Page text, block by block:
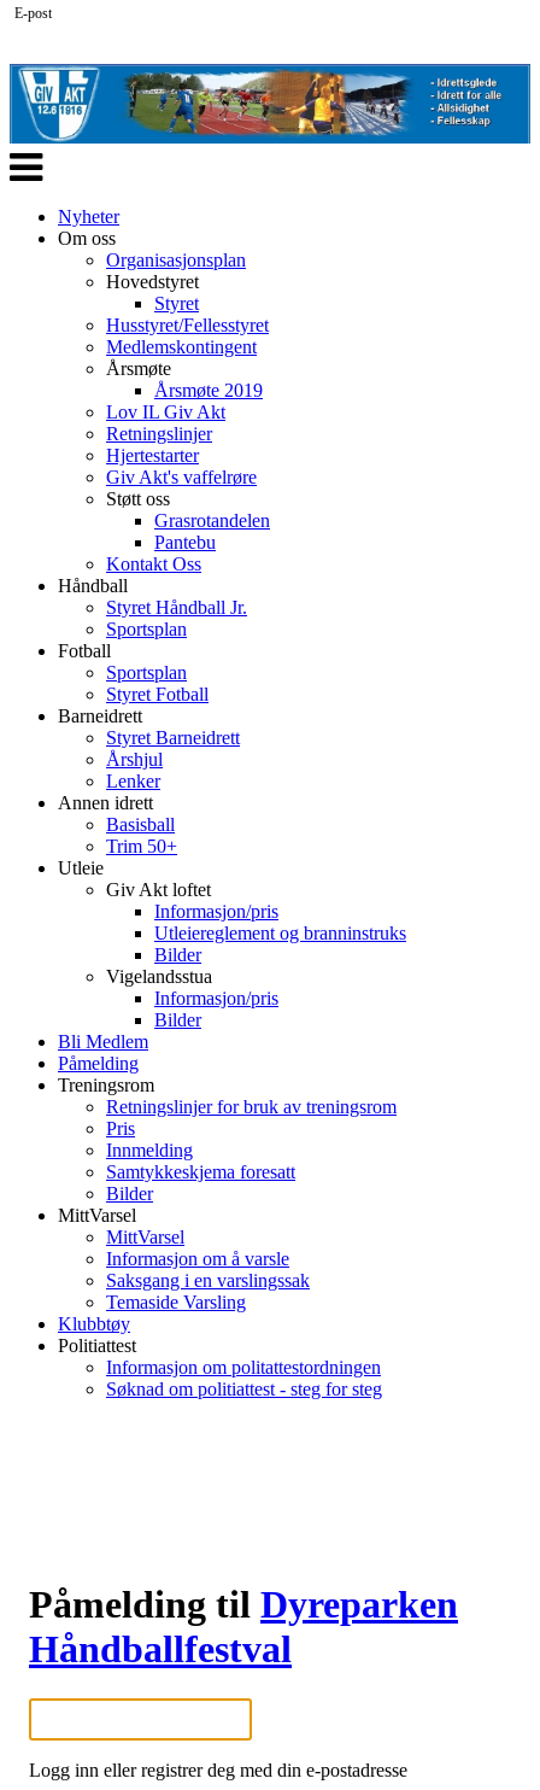
Veksle
navigasjon
Nyheter
Om oss
Organisasjonsplan
Hovedstyret
Styret
Husstyret/Fellesstyret
Medlemskontingent
Årsmøte
Årsmøte 2019
Lov IL Giv Akt
Retningslinjer
Hjertestarter
Giv Akt's vaffelrøre
Støtt oss
Grasrotandelen
Pantebu
Kontakt Oss
Håndball
Styret Håndball Jr.
Sportsplan
Fotball
Sportsplan
Styret Fotball
Barneidrett
Styret Barneidrett
Årshjul
Lenker
Annen idrett
Basisball
Trim 50+
Utleie
Giv Akt loftet
Informasjon/pris
Utleiereglement og branninstruks
Bilder
Vigelandsstua
Informasjon/pris
Bilder
Bli Medlem
Påmelding
Treningsrom
Retningslinjer for bruk av treningsrom
Pris
Innmelding
Samtykkeskjema foresatt
Bilder
MittVarsel
MittVarsel
Informasjon om å varsle
Saksgang i en varslingssak
Temaside Varsling
Klubbtøy
Politiattest
Informasjon om politattestordningen
Søknad om politiattest - steg for steg
Påmelding til Dyreparken
Håndballfestval
E-post
Logg inn eller registrer deg med din e-postadresse